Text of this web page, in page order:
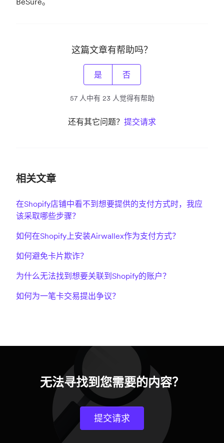
这篇文章有帮助吗？
是 否
57 人中有 23 人觉得有帮助
还有其它问题？ 提交请求
相关文章
在Shopify店铺中看不到想要提供的支付方式时，我应
该采取哪些步骤？
如何在Shopify上安装Airwallex作为支付方式？
如何避免卡片欺诈？
为什么无法找到想要关联到Shopify的账户？
如何为一笔卡交易提出争议？
无法寻找到您需要的内容？
提交请求